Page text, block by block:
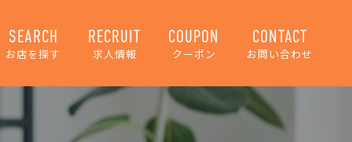
SEARCH
お店を探す
RECRUIT
求人情報
COUPON
クーポン
CONTACT
お問い合わせ